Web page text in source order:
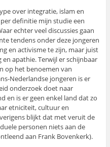
over integratie, islam en
definitie mijn studie een
echter veel discussies gaan
tendens onder deze jongeren
en activisme te zijn, maar juist
apathie. Terwijl er schijnbaar
op het benoemen van
Nederlandse jongeren is er
onderzoek doet naar
en is er geen enkel land dat zo
etniciteit, cultuur en
blijkt dat met veruit de
personen niets aan de
aan Frank Bovenkerk).